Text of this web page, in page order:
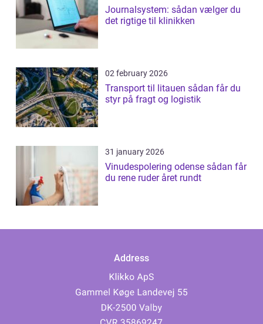
Journalsystem: sådan vælger du
det rigtige til klinikken
02 february 2026
Transport til litauen sådan får du
styr på fragt og logistik
31 january 2026
Vinudespolering odense sådan får
du rene ruder året rundt
Address